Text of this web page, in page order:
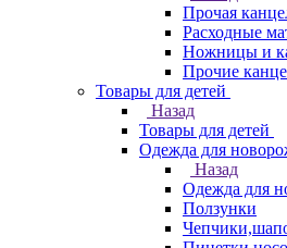
Прочая
Расходные
Ножницы и
Прочие
Товары для детей
Назад
Товары для детей
Одежда для
Назад
Одежда для
Ползунки